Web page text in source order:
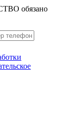
обязано